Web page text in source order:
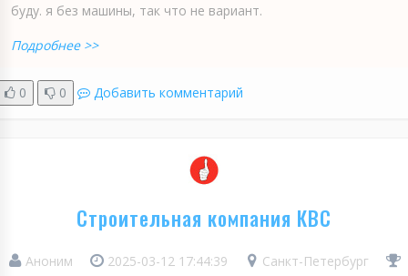
буду. я без машины, так что не вариант.
Подробнее >>
0 0 Добавить комментарий
Строительная компания КВС
Аноним 2025-03-12 17:44:39
Санкт-Петербург